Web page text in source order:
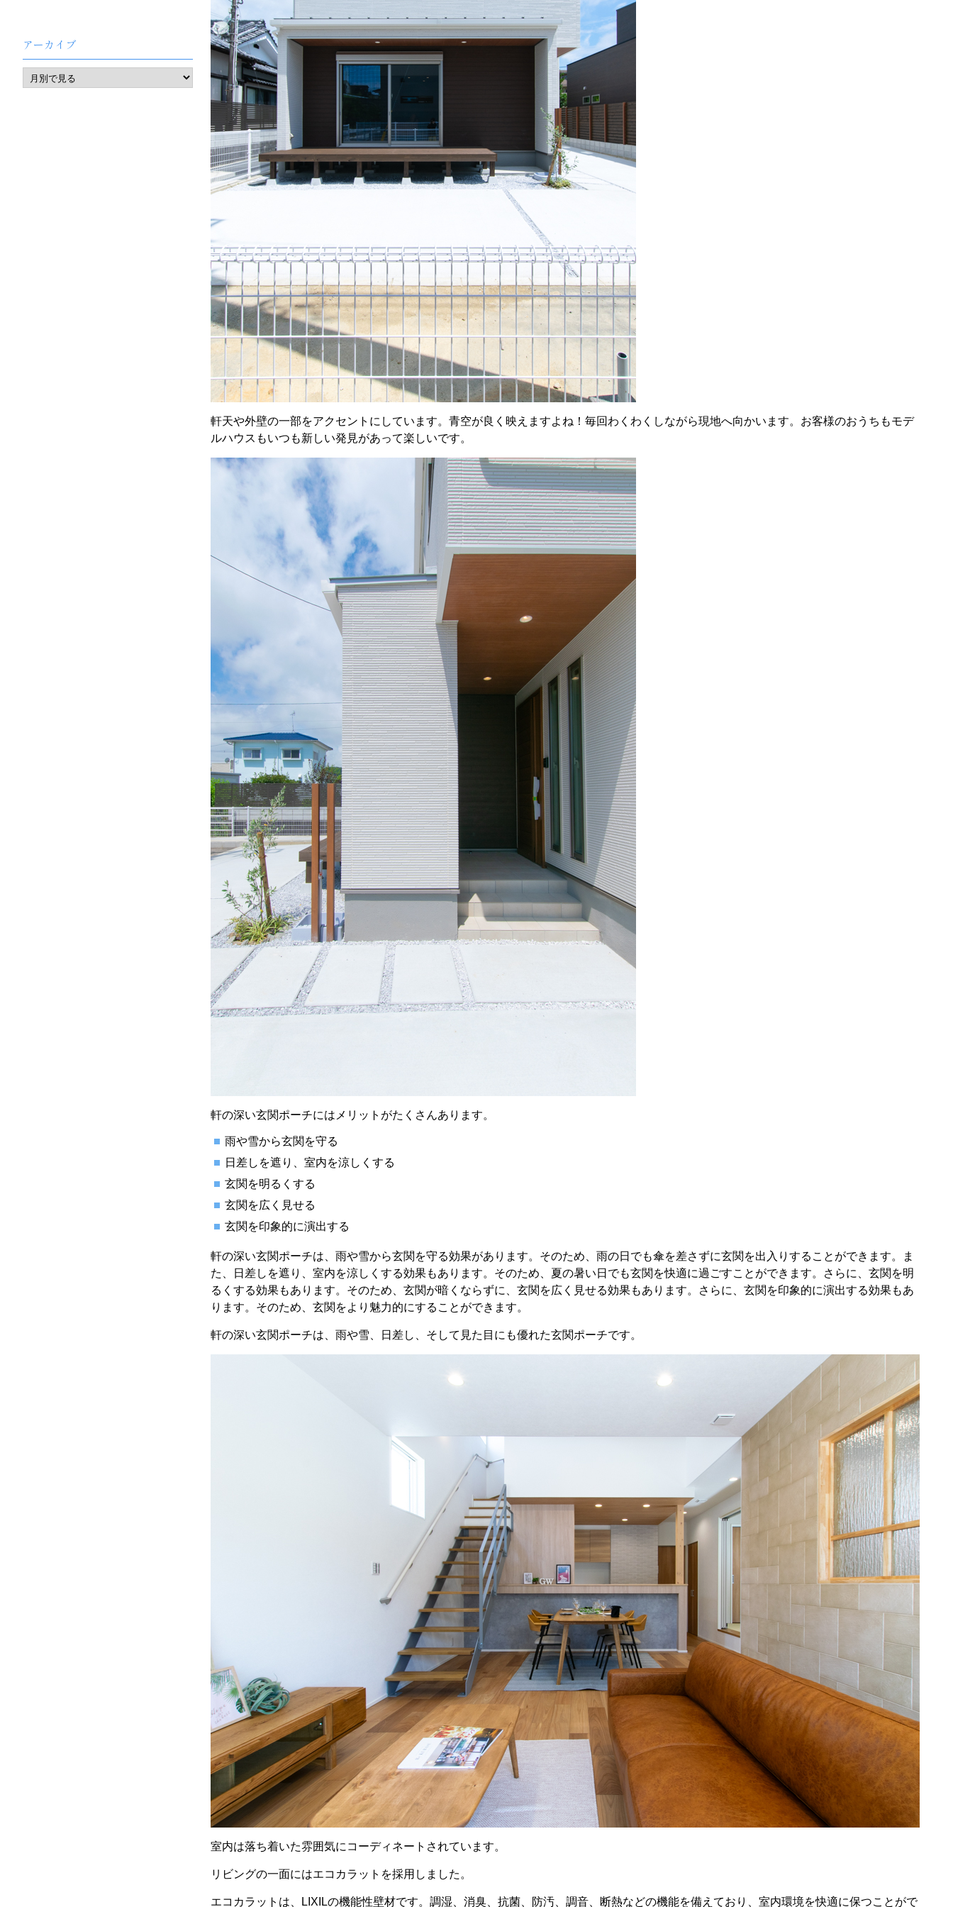
軒天や外壁の一部をアクセントにしています。青空が良く映えますよね！毎回わくわくしながら現地へ向かいます。お客様のおうちもモデ
ルハウスもいつも新しい発見があって楽しいです。
軒の深い玄関ポーチにはメリットがたくさんあります。
雨や雪から玄関を守る
日差しを遮り、室内を涼しくする
玄関を明るくする
玄関を広く見せる
玄関を印象的に演出する
軒の深い玄関ポーチは、雨や雪から玄関を守る効果があります。そのため、雨の日でも傘を差さずに玄関を出入りすることができます。ま
た、日差しを遮り、室内を涼しくする効果もあります。そのため、夏の暑い日でも玄関を快適に過ごすことができます。さらに、玄関を明
るくする効果もあります。そのため、玄関が暗くならずに、玄関を広く見せる効果もあります。さらに、玄関を印象的に演出する効果もあ
ります。そのため、玄関をより魅力的にすることができます。
軒の深い玄関ポーチは、雨や雪、日差し、そして見た目にも優れた玄関ポーチです。
室内は落ち着いた雰囲気にコーディネートされています。
リビングの一面にはエコカラットを採用しました。
エコカラットは、LIXILの機能性壁材です。調湿、消臭、抗菌、防汚、調音、断熱などの機能を備えており、室内環境を快適に保つことがで
アーカイブ